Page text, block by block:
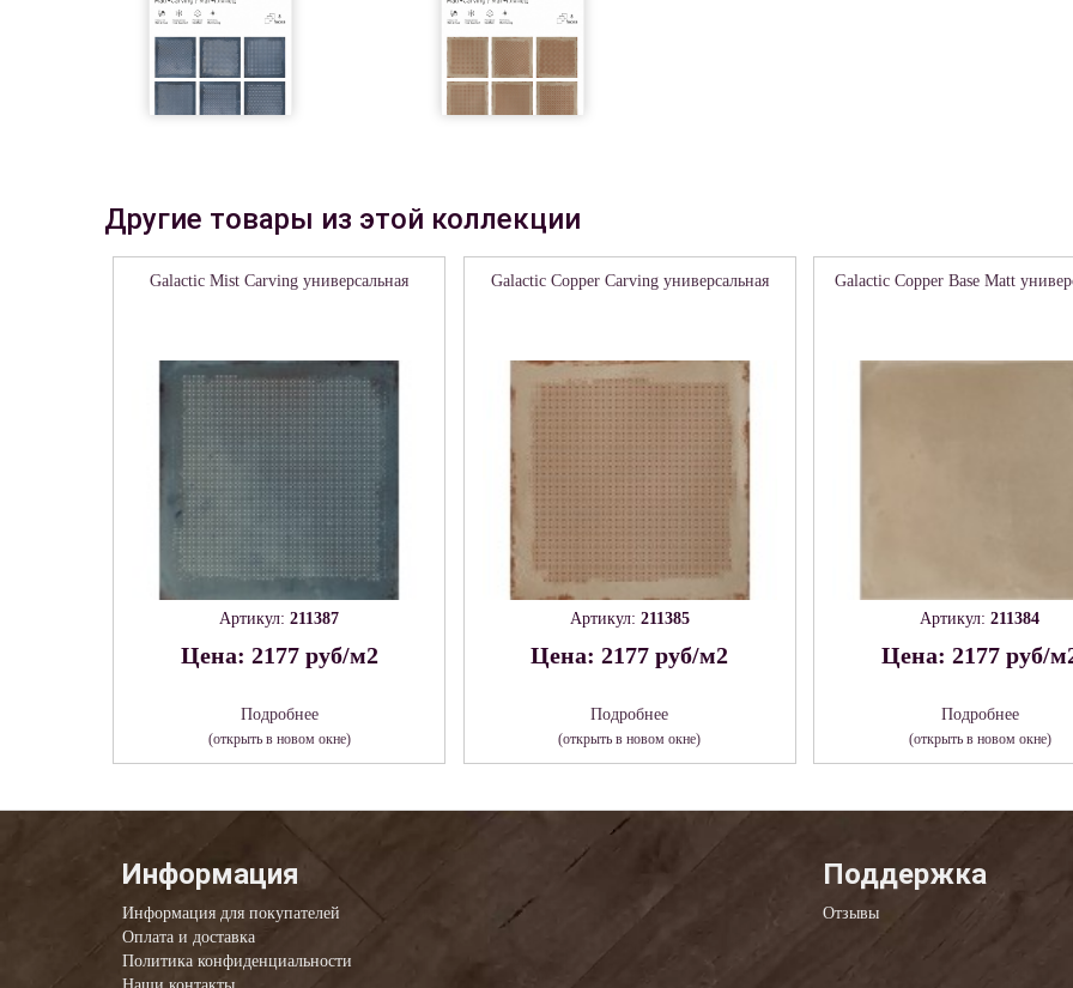
Другие товары из этой коллекции
Galactic Mist Carving универсальная
Артикул:211387
Цена: 2177 руб/м2
Подробнее
(открыть в новом окне)
Galactic Copper Carving универсальная
Артикул: 211385
Цена: 2177 руб/м2
Подробнее
(открыть в новом окне)
Galactic Copper Base Matt
Артикул:211384
Цена: 2177 руб/
Подробнее
(открыть в новом окне)
Информация
Информация для покупателей
Оплата и доставка
Политика конфиденциальности
Наши контакты
Поддержка
Отзывы